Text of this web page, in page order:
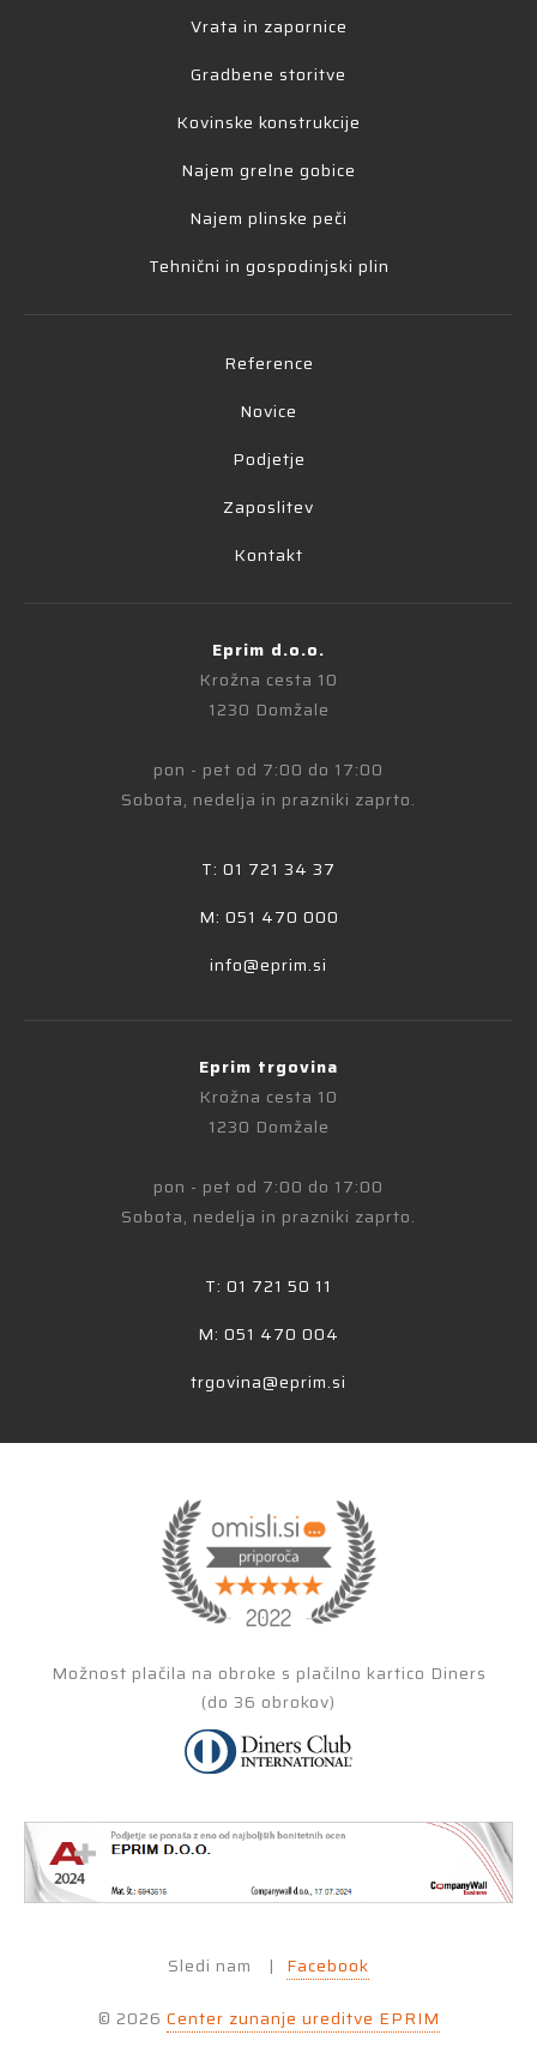
Vrata in zapornice
Gradbene storitve
Kovinske konstrukcije
Najem grelne gobice
Najem plinske peči
Tehnični in gospodinjski plin
Reference
Novice
Podjetje
Zaposlitev
Kontakt
Eprim d.o.o.
Krožna cesta 10
1230 Domžale
pon - pet od 7:00 do 17:00
Sobota, nedelja in prazniki zaprto.
T: 01 721 34 37
M: 051 470 000
info@eprim.si
Eprim trgovina
Krožna cesta 10
1230 Domžale
pon - pet od 7:00 do 17:00
Sobota, nedelja in prazniki zaprto.
T: 01 721 50 11
M: 051 470 004
trgovina@eprim.si
Možnost plačila na obroke s plačilno kartico Diners
(do 36 obrokov)
Sledi nam | Facebook
© 2026 Center zunanje ureditve EPRIM